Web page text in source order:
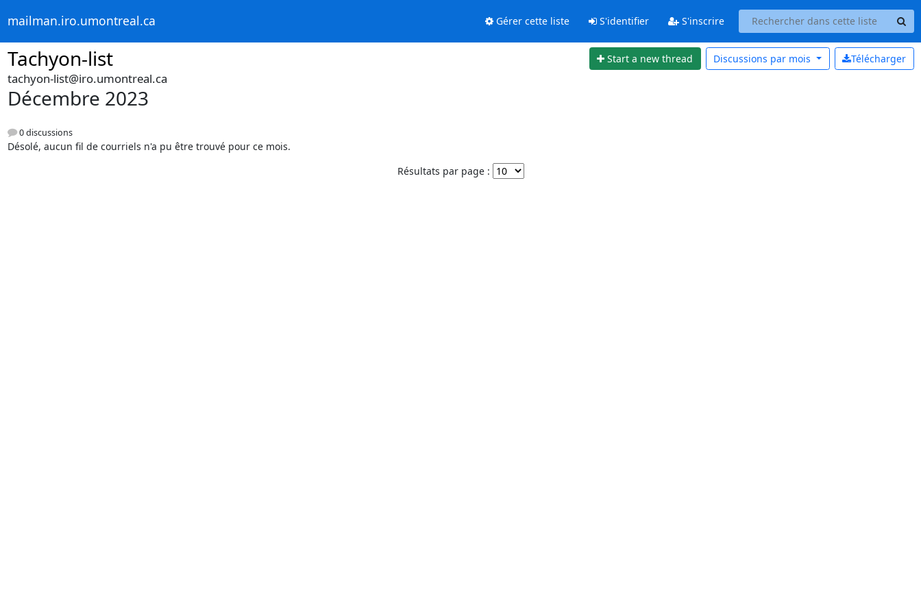
mailman.iro.umontreal.ca Gérer cette liste S'identifier S'inscrire
Tachyon-list Start a new thread Télécharger
Discussions par mois
tachyon-list@iro.umontreal.ca
Décembre 2023
0 discussions
Désolé, aucun fil de courriels n'a pu être trouvé pour ce mois.
Résultats par page :